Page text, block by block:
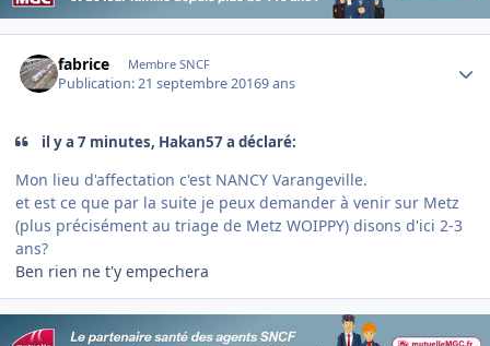
fabrice Membre SNCF
Publication:21 septembre 20169 ans
il y a 7 minutes, Hakan57 a déclaré:
Mon lieu d'affectation c'est NANCY Varangeville.
et est ce que par la suite je peux demander à venir sur Metz
(plus précisément au triage de Metz WOIPPY) disons d'ici 2-3
ans?
Ben rien ne t'y empechera